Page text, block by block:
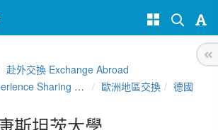
赴外交換 Exchange Abroad
NCHU Exchange Program
歐洲地區交換 德國